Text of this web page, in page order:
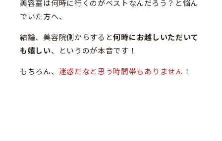
美容室は何時に行くのがベストなんだろう？と悩ん
でいた方へ、
結論、美容院側からすると何時にお越しいただいて
も嬉しい、というのが本音です！
もちろん、 迷惑だなと思う時間帯もありません ！